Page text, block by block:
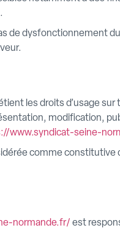
de dysfonctionnement
les droits d’usage
modification,
www.syndicat-seine-
comme
normande.fr/ est